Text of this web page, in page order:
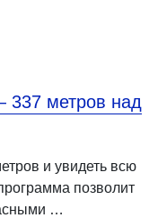
337 метров над
и увидеть всю
позволит
…